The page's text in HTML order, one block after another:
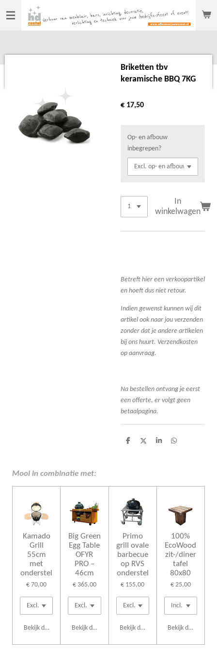
Ga
direct
hoofdinhoud
Briketten tbv
keramische BBQ 7KG
€ 17,50
Op- en afbouw
inbegrepen?
In
winkelwagen
Betreft hier een verkoopartikel
en hoeft dus niet retour.
Indien gewenst kunnen wij dit
artikel ook naar jou verzenden
zonder dat je andere artikelen
bij ons huurt. Verzendkosten
op aanvraag.
Na bestellen ontvang je eerst
een offerte, er volgt geen
betaalpagina.
D
D
S
D
Mooi in combinatie met:
Kamado
Grill
55cm
met
onderstel
€ 70,00
Bekijk details
Big Green
Egg Table
OFYR
PRO –
46cm
€ 365,00
Bekijk details
Primo
grill ovale
barbecue
op RVS
onderstel
€ 155,00
Bekijk details
100%
EcoWood
zit-/diner
tafel
80x80
€ 25,00
Bekijk details